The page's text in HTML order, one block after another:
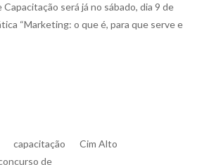
Capacitação será já no sábado, dia 9 de
“Marketing: o que é, para que serve e
capacitação
Cim Alto
de